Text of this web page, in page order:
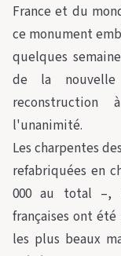
France et du
ce monument
quelques
de la
l'unanimité.
Les charpentes
refabriquées en
000 au total –,
françaises ont
les plus beaux